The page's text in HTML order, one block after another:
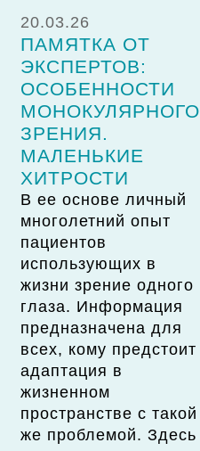
20.03.26
ПАМЯТКА ОТ
ЭКСПЕРТОВ:
ОСОБЕННОСТИ
МОНОКУЛЯРНОГО
ЗРЕНИЯ.
МАЛЕНЬКИЕ
ХИТРОСТИ
В ее основе личный
многолетний опыт
пациентов
использующих в
жизни зрение одного
глаза. Информация
предназначена для
всех, кому предстоит
адаптация в
жизненном
пространстве с такой
же проблемой. Здесь